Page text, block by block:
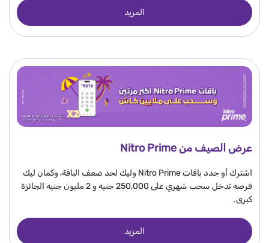
المزيد
عرض الصيف من Nitro Prime
اشترك أو جدد باقات Nitro Prime وليك لحد ضعف الباقة، وكمان ليك
فرصه تدخل سحب شهري على 250,000 جنيه و 2 مليون جنيه الجائزة
كبرى.
المزيد